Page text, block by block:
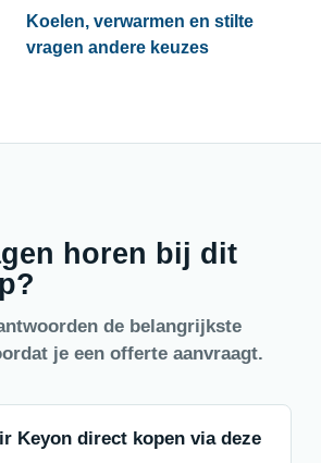
Koelen, verwarmen en stilte
vragen andere keuzes
horen bij dit
de belangrijkste
je een offerte aanvraagt.
Keyon direct kopen via deze